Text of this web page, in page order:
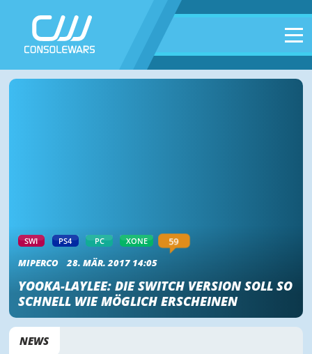
SWI PS4 PC XONE 59
MIPERCO 28. MÄR. 2017 14:05
YOOKA-LAYLEE: DIE SWITCH VERSION SOLL SO
SCHNELL WIE MÖGLICH ERSCHEINEN
NEWS